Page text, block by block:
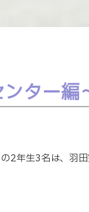
ター編
年生3名は、羽田